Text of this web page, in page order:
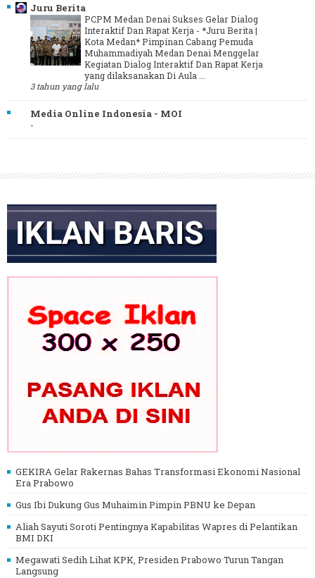
Juru Berita
PCPM Medan Denai Sukses Gelar Dialog
Interaktif Dan Rapat Kerja - *Juru Berita |
Kota Medan* Pimpinan Cabang Pemuda
Muhammadiyah Medan Denai Menggelar
Kegiatan Dialog Interaktif Dan Rapat Kerja
yang dilaksanakan Di Aula ...
3 tahun yang lalu
Media Online Indonesia - MOI
-
GEKIRA Gelar Rakernas Bahas Transformasi Ekonomi Nasional
Era Prabowo
Gus Ibi Dukung Gus Muhaimin Pimpin PBNU ke Depan
Aliah Sayuti Soroti Pentingnya Kapabilitas Wapres di Pelantikan
BMI DKI
Megawati Sedih Lihat KPK, Presiden Prabowo Turun Tangan
Langsung